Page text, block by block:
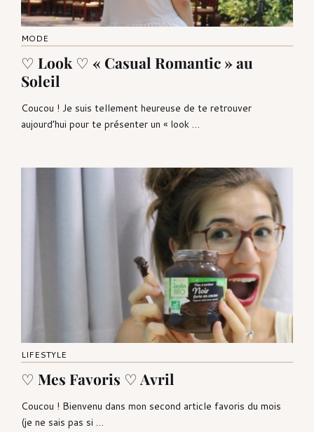
MODE
♡ Look ♡ « Casual Romantic » au
Soleil
Coucou ! Je suis tellement heureuse de te retrouver
aujourd’hui pour te présenter un « look …
LIFESTYLE
♡ Mes Favoris ♡ Avril
Coucou ! Bienvenu dans mon second article favoris du mois
(je ne sais pas si …